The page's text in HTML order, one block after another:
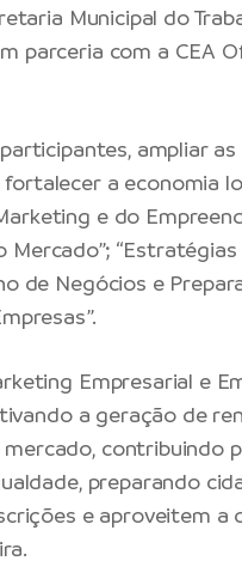
Municipal do
parceria com a CEA
ampliar
a economia
e do
de Negócios e
Empresarial e
a geração de
contribuindo
preparando
e aproveitem a